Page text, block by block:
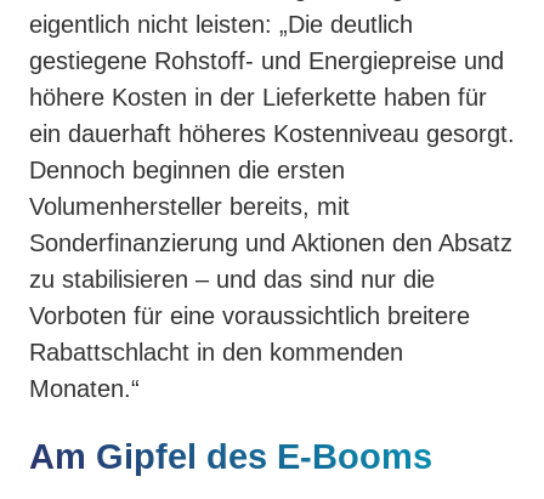
eigentlich nicht leisten: „Die deutlich
gestiegene Rohstoff- und Energiepreise und
höhere Kosten in der Lieferkette haben für
ein dauerhaft höheres Kostenniveau gesorgt.
Dennoch beginnen die ersten
Volumenhersteller bereits, mit
Sonderfinanzierung und Aktionen den Absatz
zu stabilisieren – und das sind nur die
Vorboten für eine voraussichtlich breitere
Rabattschlacht in den kommenden
Monaten.“
Am Gipfel des E-Booms